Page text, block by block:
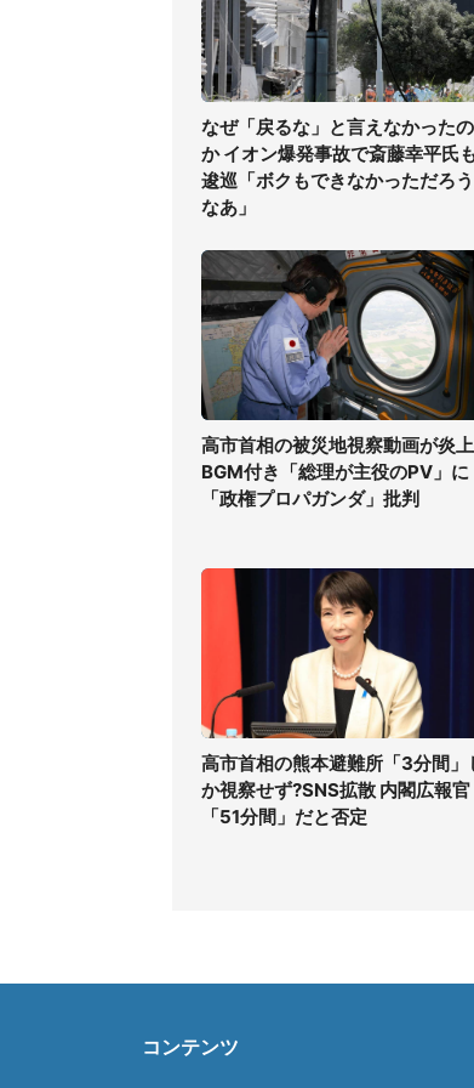
なぜ「戻るな」と言えなかったの
か イオン爆発事故で斎藤幸平氏
逡巡「ボクもできなかっただろう
なあ」
高市首相の被災地視察動画が炎上
BGM付き「総理が主役のPV」に
「政権プロパガンダ」批判
高市首相の熊本避難所「3分間」
か視察せず?SNS拡散 内閣広報官
「51分間」だと否定
コンテンツ